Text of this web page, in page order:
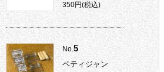
350円(税込)
No.5
ペティジャン